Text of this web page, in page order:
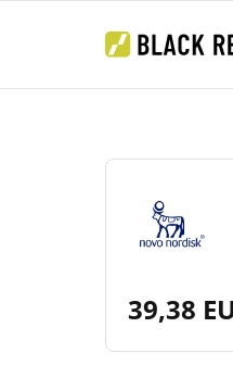
39,38